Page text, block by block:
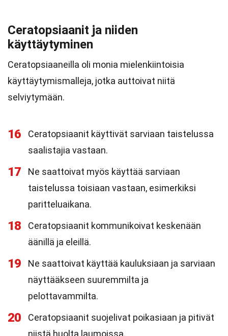
Ceratopsiaanit ja niiden
käyttäytyminen
Ceratopsiaaneilla oli monia mielenkiintoisia
käyttäytymismalleja, jotka auttoivat niitä
selviytymään.
16
Ceratopsiaanit käyttivät sarviaan taistelussa
saalistajia vastaan.
17
Ne saattoivat myös käyttää sarviaan
taistelussa toisiaan vastaan, esimerkiksi
paritteluaikana.
18
Ceratopsiaanit kommunikoivat keskenään
äänillä ja eleillä.
19
Ne saattoivat käyttää kauluksiaan ja sarviaan
näyttääkseen suuremmilta ja
pelottavammilta.
20
Ceratopsiaanit suojelivat poikasiaan ja pitivät
niistä huolta laumoissa.